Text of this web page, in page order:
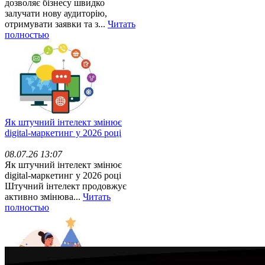
дозволяє бізнесу швидко
залучати нову аудиторію,
отримувати заявки та з... Читать
полностью
Як штучний інтелект змінює
digital-маркетинг у 2026 році
08.07.26 13:07
Як штучний інтелект змінює
digital-маркетинг у 2026 році
Штучний інтелект продовжує
активно змінюва... Читать
полностью